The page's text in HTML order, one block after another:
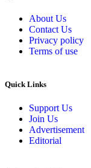
About Us
Contact Us
Privacy policy
Terms of use
Quick Links
Support Us
Join Us
Advertisement
Editorial